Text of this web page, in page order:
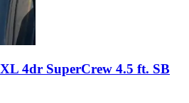
4dr SuperCrew 4.5 ft. SB